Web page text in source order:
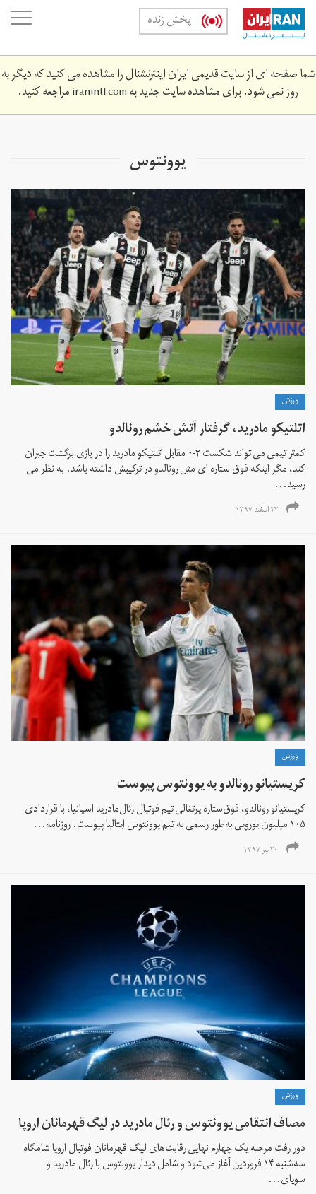
Skip
main
content
پخش زنده
شما صفحه ای از سایت قدیمی ایران اینترنشنال را مشاهده می کنید که دیگر به
روز نمی شود. برای مشاهده سایت جدید بهiranintl.comمراجعه کنید.
یوونتوس
ورزش
اتلتیکو مادرید، گرفتار آتش خشم رونالدو
کمتر تیمی می تواند شکست ۲-۰ مقابل اتلتیکو مادرید را در بازی برگشت جبران
کند، مگر اینکه فوق ستاره ای مثل رونالدو در ترکیبش داشته باشد. به نظر می
رسید...
۲۲ اسفند ۱۳۹۷
ورزش
کریستیانو رونالدو به یوونتوس پیوست
کریستیانو رونالدو، فوق‌ستاره پرتغالی تیم فوتبال رئال‌مادرید اسپانیا، با قراردادی
۱۰۵ میلیون یورویی به‌طور رسمی به تیم یوونتوس ایتالیا پیوست. روزنامه...
۲۰ تیر ۱۳۹۷
ورزش
مصاف انتقامی یوونتوس و رئال مادرید در لیگ قهرمانان اروپا
دور رفت مرحله یک چهارم نهایی رقابت‌های لیگ قهرمانان فوتبال اروپا شامگاه
سه‌شنبه ۱۴ فروردین آغاز می‌شود و شامل دیدار یوونتوس با رئال مادرید و
سویای...